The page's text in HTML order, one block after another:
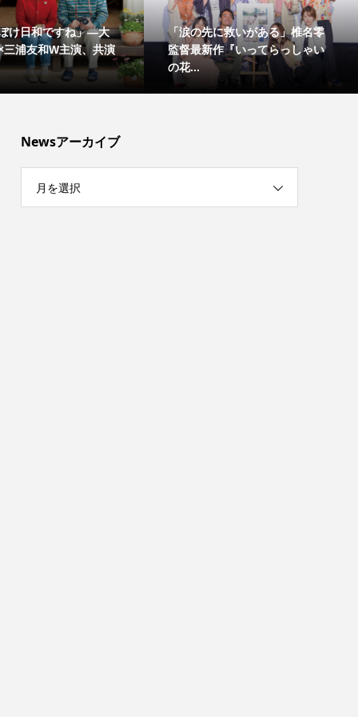
け日和ですね」―大
三浦友和W主演、共演
「涙の先に救いがある」椎名零
監督最新作『いってらっしゃい
の花...
Newsアーカイブ
月を選択